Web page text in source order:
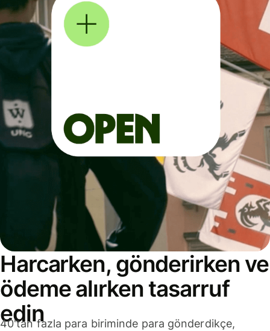
Harcarken, gönderirken ve
ödeme alırken tasarruf
edin
40'tan fazla para biriminde para gönderdikçe,